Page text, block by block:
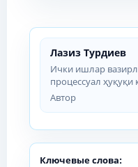
Лазиз Турдиев
Ички ишлар
процессуал
Автор
Ключевые слова: